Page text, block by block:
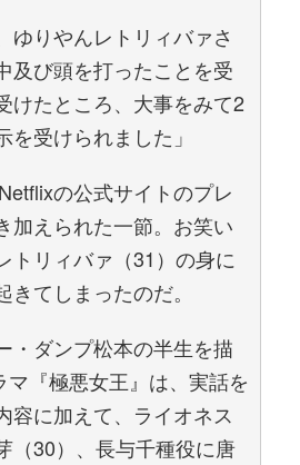
ゆりやんレトリィバァさ
及び頭を打ったことを受
けたところ、大事をみて2
受けられました」
の公式サイトのプレ
加えられた一節。お笑い
トリィバァ（31）の身に
てしまったのだ。
・ダンプ松本の半生を描
マ『極悪女王』は、実話を
容に加えて、ライオネス
（30）、長与千種役に唐